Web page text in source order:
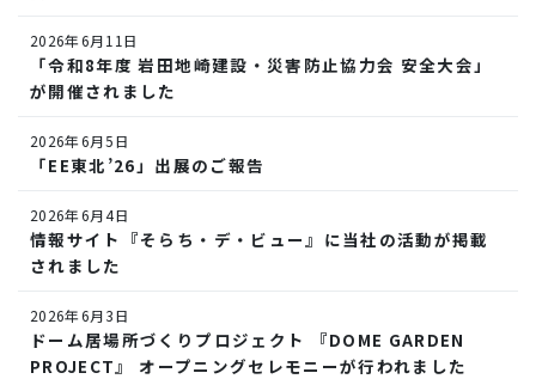
2026年6月11日
「令和8年度 岩田地崎建設・災害防止協力会 安全大会」
が開催されました
2026年6月5日
「EE東北’26」出展のご報告
2026年6月4日
情報サイト『そらち・デ・ビュー』に当社の活動が掲載
されました
2026年6月3日
ドーム居場所づくりプロジェクト 『DOME GARDEN
PROJECT』 オープニングセレモニーが行われました